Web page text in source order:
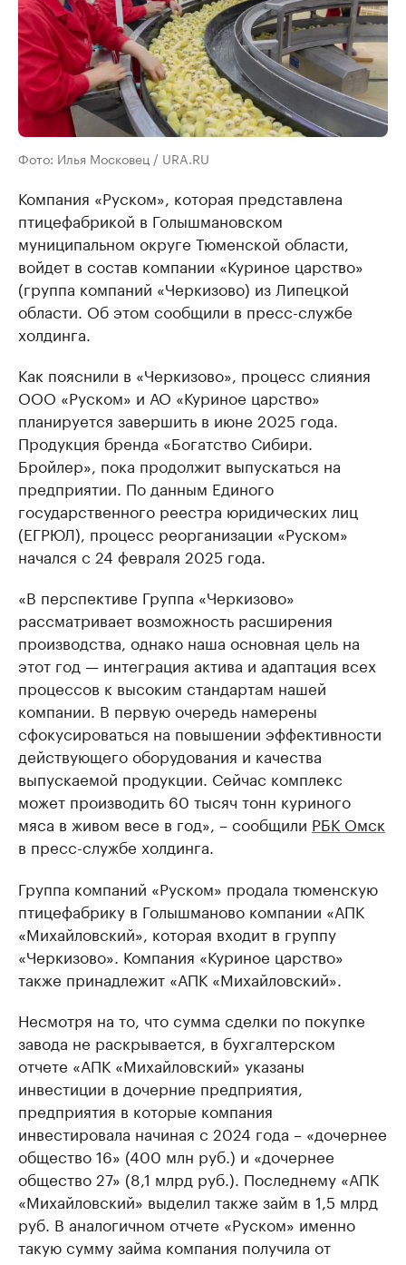
Фото: Илья Московец / URA.RU
Компания «Руском», которая представлена
птицефабрикой в Голышмановском
муниципальном округе Тюменской области,
войдет в состав компании «Куриное царство»
(группа компаний «Черкизово) из Липецкой
области. Об этом сообщили в пресс-службе
холдинга.
Как пояснили в «Черкизово», процесс слияния
ООО «Руском» и АО «Куриное царство»
планируется завершить в июне 2025 года.
Продукция бренда «Богатство Сибири.
Бройлер», пока продолжит выпускаться на
предприятии. По данным Единого
государственного реестра юридических лиц
(ЕГРЮЛ), процесс реорганизации «Руском»
начался с 24 февраля 2025 года.
«В перспективе Группа «Черкизово»
рассматривает возможность расширения
производства, однако наша основная цель на
этот год — интеграция актива и адаптация всех
процессов к высоким стандартам нашей
компании. В первую очередь намерены
сфокусироваться на повышении эффективности
действующего оборудования и качества
выпускаемой продукции. Сейчас комплекс
может производить 60 тысяч тонн куриного
мяса в живом весе в год», – сообщили РБК Омск
в пресс-службе холдинга.
Группа компаний «Руском» продала тюменскую
птицефабрику в Голышманово компании «АПК
«Михайловский», которая входит в группу
«Черкизово». Компания «Куриное царство»
также принадлежит «АПК «Михайловский».
Несмотря на то, что сумма сделки по покупке
завода не раскрывается, в бухгалтерском
отчете «АПК «Михайловский» указаны
инвестиции в дочерние предприятия,
предприятия в которые компания
инвестировала начиная с 2024 года – «дочернее
общество 16» (400 млн руб.) и «дочернее
общество 27» (8,1 млрд руб.). Последнему «АПК
«Михайловский» выделил также займ в 1,5 млрд
руб. В аналогичном отчете «Руском» именно
такую сумму займа компания получила от